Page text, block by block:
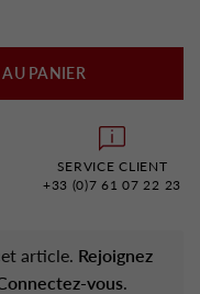
PANIER
SERVICE CLIENT
+33 (0)7 61 07 22 23
article. Rejoignez
vous.